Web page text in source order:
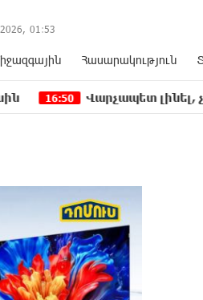
01 :53
Հասարակություն
Վարչապետ լինել, չի